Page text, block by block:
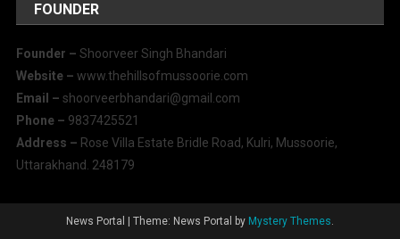
FOUNDER
Founder – Shoorveer Singh Bhandari
Website – www.thehillsofmussoorie.com
Email – shoorveerbhandari@gmail.com
Phone – 9837425521
Address – Rose Villa Estate Bridle Road, Kulri, Mussoorie,
Uttarakhand. 248179
News Portal Theme: News Portal by Mystery Themes.